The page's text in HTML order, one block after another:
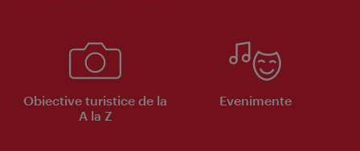
Obiective turistice de la
A la Z
Evenimente